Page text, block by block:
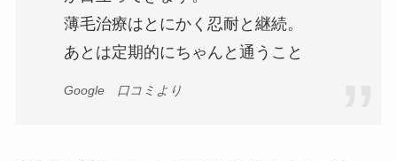
薄毛治療はとにかく忍耐と継続。
あとは定期的にちゃんと通うこと
Google 口コミより